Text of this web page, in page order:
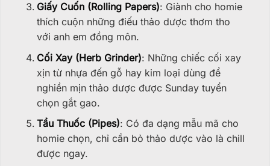
Giấy Cuốn (Rolling Papers): Giành cho homie
thích cuộn những điếu thảo dược thơm tho
với anh em đồng môn.
Cối Xay (Herb Grinder): Những chiếc cối xay
xịn từ nhựa đến gỗ hay kim loại dùng để
nghiền mịn thảo dược được Sunday tuyển
chọn gắt gao.
Tẩu Thuốc (Pipes): Có đa dạng mẫu mã cho
homie chọn, chỉ cần bỏ thảo dược vào là chill
được ngay.